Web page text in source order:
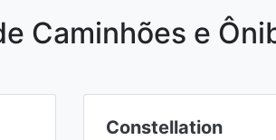
Caminhões e
Constellation